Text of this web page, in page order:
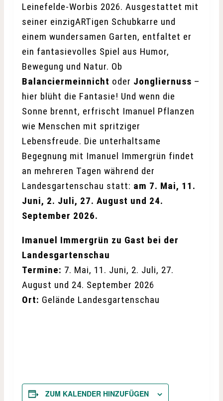
Leinefelde-Worbis 2026. Ausgestattet mit
seiner einzigARTigen Schubkarre und
einem wundersamen Garten, entfaltet er
ein fantasievolles Spiel aus Humor,
Bewegung und Natur. Ob
Balanciermeinnicht oder Jongliernuss –
hier blüht die Fantasie! Und wenn die
Sonne brennt, erfrischt Imanuel Pflanzen
wie Menschen mit spritziger
Lebensfreude. Die unterhaltsame
Begegnung mit Imanuel Immergrün findet
an mehreren Tagen während der
Landesgartenschau statt: am 7. Mai, 11.
Juni, 2. Juli, 27. August und 24.
September 2026.
Imanuel Immergrün zu Gast bei der
Landesgartenschau
Termine: 7. Mai, 11. Juni, 2. Juli, 27.
August und 24. September 2026
Ort: Gelände Landesgartenschau
ZUM KALENDER HINZUFÜGEN